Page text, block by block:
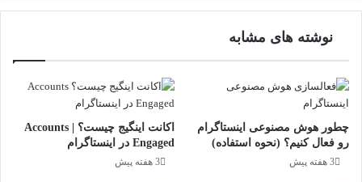
نوشته های مشابه
اکانت اینگیج چیست؟ | Accounts
Engaged در اینستاگرام
3 هفته پیش
چطور هوش مصنوعی اینستاگرام
رو فعال کنیم؟ (نحوه استفاده)
3 هفته پیش